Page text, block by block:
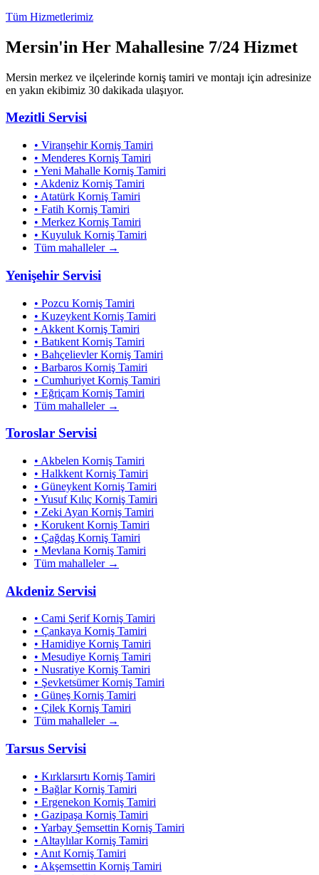
Tüm Hizmetlerimiz
Mersin'in Her Mahallesine 7/24 Hizmet
Mersin merkez ve ilçelerinde korniş tamiri ve montajı için adresinize
en yakın ekibimiz 30 dakikada ulaşıyor.
Mezitli Servisi
• ViranşehirKorniş Tamiri
• Menderes Korniş Tamiri
• Yeni Mahalle Korniş Tamiri
• Akdeniz Korniş Tamiri
• Atatürk Korniş Tamiri
• Fatih Korniş Tamiri
• Merkez Korniş Tamiri
• Kuyuluk Korniş Tamiri
Tüm mahalleler →
Yenişehir Servisi
• Pozcu Korniş Tamiri
• Kuzeykent Korniş Tamiri
• Akkent Korniş Tamiri
• Batıkent Korniş Tamiri
• BahçelievlerKorniş Tamiri
• Barbaros Korniş Tamiri
• Cumhuriyet Korniş Tamiri
• Eğriçam Korniş Tamiri
Tüm mahalleler →
Toroslar Servisi
• Akbelen Korniş Tamiri
• Halkkent Korniş Tamiri
• Güneykent Korniş Tamiri
• Yusuf Kılıç Korniş Tamiri
• Zeki Ayan Korniş Tamiri
• Korukent Korniş Tamiri
• Çağdaş Korniş Tamiri
• Mevlana Korniş Tamiri
Tüm mahalleler →
Akdeniz Servisi
• Cami ŞerifKorniş Tamiri
• Çankaya Korniş Tamiri
• Hamidiye Korniş Tamiri
• Mesudiye Korniş Tamiri
• Nusratiye Korniş Tamiri
• ŞevketsümerKorniş Tamiri
• Güneş Korniş Tamiri
• Çilek Korniş Tamiri
Tüm mahalleler →
Tarsus Servisi
• Kırklarsırtı Korniş Tamiri
• BağlarKorniş Tamiri
• Ergenekon Korniş Tamiri
• Gazipaşa Korniş Tamiri
• Yarbay Şemsettin Korniş Tamiri
• AltaylılarKorniş Tamiri
• Anıt Korniş Tamiri
• Akşemsettin Korniş Tamiri